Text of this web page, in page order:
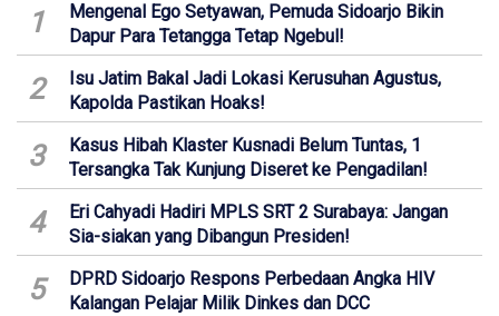
1
Mengenal Ego Setyawan, Pemuda Sidoarjo Bikin
Dapur Para Tetangga Tetap Ngebul!
2
Isu Jatim Bakal Jadi Lokasi Kerusuhan Agustus,
Kapolda Pastikan Hoaks!
3
Kasus Hibah Klaster Kusnadi Belum Tuntas, 1
Tersangka Tak Kunjung Diseret ke Pengadilan!
4
Eri Cahyadi Hadiri MPLS SRT 2 Surabaya: Jangan
Sia-siakan yang Dibangun Presiden!
5
DPRD Sidoarjo Respons Perbedaan Angka HIV
Kalangan Pelajar Milik Dinkes dan DCC